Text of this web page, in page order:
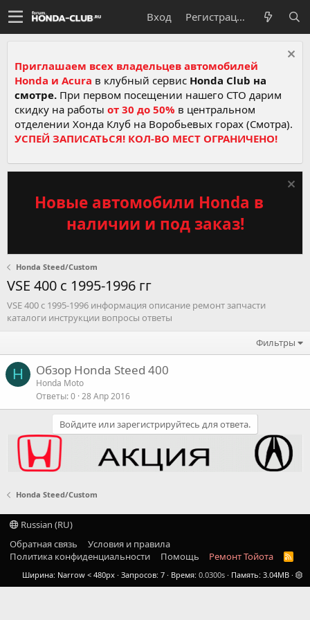
Вход Регистрация
Приглашаем всех владельцев автомобилей
Honda и Acura в клубный сервис Honda Club на
смотре. При первом посещении нашего СТО дарим
скидку на работы от 30 до 50% в центральном
отделении Хонда Клуб на Воробьевых горах (Смотра).
УСПЕЙ ЗАПИСАТЬСЯ! КОЛ-ВО МЕСТ ОГРАНИЧЕНО!
Новые автомобили Honda в
наличии и под заказ!
Honda Steed/Custom
VSE 400 c 1995-1996 гг
VSE 400 c 1995-1996 информация описание ремонт запчасти
каталоги инструкции вопросы ответы
Фильтры
H Обзор Honda Steed 400
Honda Moto
Ответы 0 28 Апр 2016
Войдите или зарегистрируйтесь для ответа.
Honda Steed/Custom
Russian (RU)
Обратная связь
Условия и правила
Политика конфиденциальности
Помощь Ремонт Тойота
R
S
S
Ширина Запросов 7 Время 0.0300s Память 3.04MB